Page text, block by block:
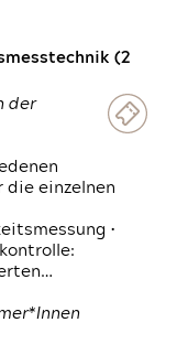
(2
der
die einzelnen
•